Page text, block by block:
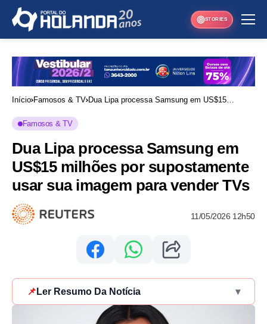
STORIES
Início Famosos & TV Dua Lipa processa Samsung em US$15
Famosos & TV
Dua Lipa processa Samsung em
US$15 milhões por supostamente
usar sua imagem para vender TVs
11/05/2026 12h50
📌 Ler Resumo Da Notícia ▾